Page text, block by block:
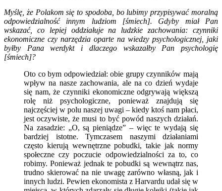
Myślę, że Polakom się to spodoba, bo lubimy przypisywać moralną
odpowiedzialność innym ludziom [śmiech]. Gdyby miał Pan
wskazać, co lepiej oddziałuje na ludzkie zachowania: czynniki
ekonomiczne czy narzędzia oparte na wiedzy psychologicznej, jaki
byłby Pana werdykt i dlaczego wskazałby Pan psychologię
[śmiech]?
Oto co bym odpowiedział: obie grupy czynników mają
wpływ na nasze zachowania, ale na co dzień wydaje
się nam, że czynniki ekonomiczne odgrywają większą
rolę niż psychologiczne, ponieważ znajdują się
najczęściej w polu naszej uwagi – kiedy ktoś nam płaci,
jest oczywiste, że musi to być powód naszych działań.
Na zasadzie: „O, są pieniądze” – więc te wydają się
bardziej istotne. Tymczasem naszymi działaniami
często kierują wewnętrzne pobudki, takie jak normy
społeczne czy poczucie odpowiedzialności za to, co
robimy. Ponieważ jednak te pobudki są wewnątrz nas,
trudno skierować na nie uwagę zarówno własną, jak i
innych ludzi. Pewien ekonomista z Harvardu udał się w